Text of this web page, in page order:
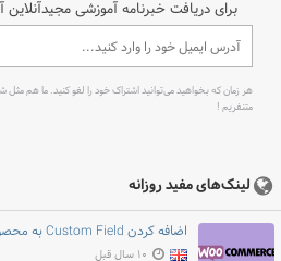
برای دریافت خبرنامه آموزشی
هر زمان که بخواهید می‌توانید اشتراک خود را لغو کنید. ما هم مثل
متنفریم !
لینک‌های مفید روزانه
اضافه کردن Custom Field به محصولات در Woocommerce
۱۰ سال قبل